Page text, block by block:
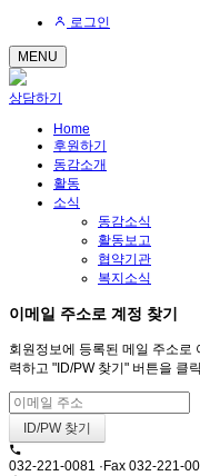
로그인
MENU
상담하기
Home
후원하기
동감소개
활동
소식
동감소식
활동보고
협약기관
복지소식
이메일 주소로 계정 찾기
회원정보에 등록된 메일 주소로
력하고 "ID/PW 찾기" 버튼을 클
032-221-0081 ·Fax 032-221-